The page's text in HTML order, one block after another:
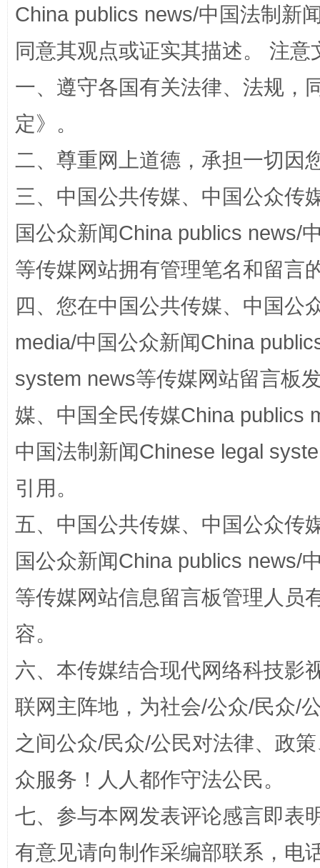
国家大学科技园优化重塑工作
“蜀中异人”王建安的艺术幻境
完善运行机制助力责任有效落实 一纸欠
China publics news/中国法制新
同意其观点或证实其描述。 注
一、遵守各国有关法律、法规，
定》。
二、尊重网上道德，承担一切因
三、中国公共传媒、中国公众传
国公众新闻China publics news/
等传媒网站拥有管理笔名和留言
四、您在中国公共传媒、中国公
media/中国公众新闻China
system news等传媒网站留言板
媒、中国全民传媒China publics
中国法制新闻Chinese legal
引用。
五、中国公共传媒、中国公众传
国公众新闻China publics news/
等传媒网站信息留言板管理人员
容。
六、本传媒结合现代网络科技影
联网主阵地，为社会/公众/民众/
之间公众/民众/公民对法律、政
众服务！人人都作守法公民。
七、参与本网发表评论感言即表
有意见请向制作采编部联系，电